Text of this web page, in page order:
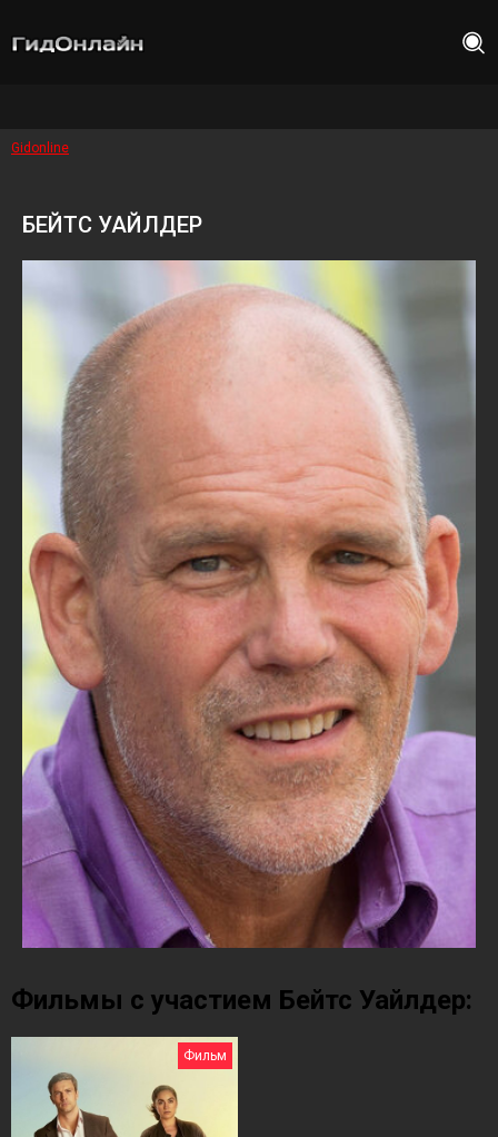
Gidonline
БЕЙТС УАЙЛДЕР
Фильмы с участием Бейтс Уайлдер:
Фильм